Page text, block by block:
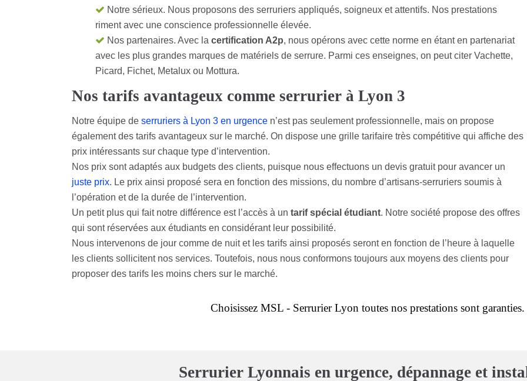
Notre sérieux. Nous proposons des serruriers appliqués, soigneux et attentifs. Nos prestations
riment avec une conscience professionnelle élevée.
Nos partenaires. Avec la certification A2p, nous opérons avec cette norme en étant en partenariat
avec les plus grandes marques de matériels de serrure. Parmi ces enseignes, on peut citer Vachette,
Picard, Fichet, Metalux ou Mottura.
Nos tarifs avantageux comme serrurier à Lyon 3
Notre équipe de serruriers à Lyon 3 en urgence n’est pas seulement professionnelle, mais on propose
également des tarifs avantageux sur le marché. On dispose une grille tarifaire très compétitive qui affiche des
prix intéressants sur chaque type d’intervention.
Nos prix sont adaptés aux budgets des clients, puisque nous effectuons un devis gratuit pour avancer un
juste prix. Le prix ainsi proposé sera en fonction des missions, du nombre d’artisans-serruriers soumis à
l’opération et de la durée de l’intervention.
Un petit plus qui fait notre différence est l’accès à un tarif spécial étudiant. Notre société propose des offres
qui sont réservées aux étudiants en considérant leur possibilité.
Nous intervenons de jour comme de nuit et les tarifs ainsi proposés seront en fonction de l’heure à laquelle
les clients sollicitent nos services. Toutefois, nous nous conformons toujours aux moyens des clients pour
proposer des tarifs les moins chers sur le marché.
Choisissez MSL - Serrurier Lyon toutes nos prestations sont garanties.
Serrurier Lyonnais en urgence, dépannage et